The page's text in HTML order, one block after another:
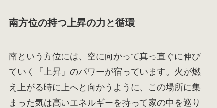
南方位の持つ上昇の力と循環
南という方位には、空に向かって真っ直ぐに伸び
ていく「上昇」のパワーが宿っています。火が燃
え上がる時に上へと向かうように、この場所に集
まった気は高いエネルギーを持って家の中を巡り